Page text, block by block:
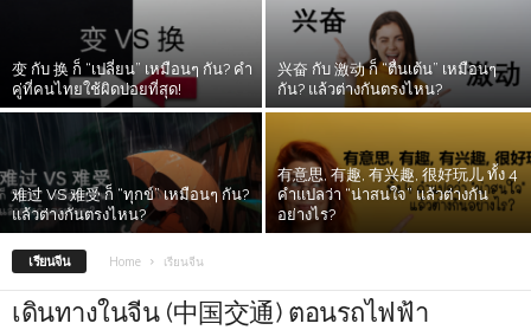
变 กับ 换 ก็ “เปลี่ยน” เหมือนๆ กัน? คำ
คู่ที่คนไทยใช้ผิดบ่อยที่สุด!
兴奋 กับ 激动 ก็ “ตื่นเต้น” เหมือนๆ
กัน? แล้วต่างกันตรงไหน?
难过 VS 难受 ก็ “ทุกข์” เหมือนๆ กัน?
แล้วต่างกันตรงไหน?
有意思, 有趣, 有兴趣, 很好玩儿 ทั้ง 4
คำแปลว่า “น่าสนใจ” แล้วต่างกัน
อย่างไร?
เรียนจีน Home เรียนจีน
เดินทางในจีน (中国交通) ตอนรถไฟฟ้า